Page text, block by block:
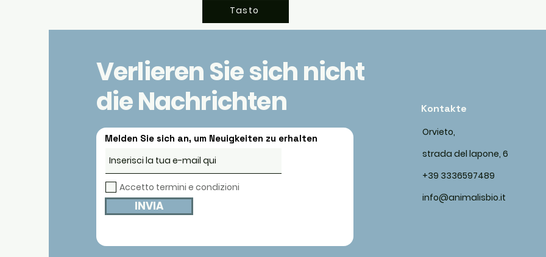
Tasto
Verlieren Sie sich nicht
die Nachrichten
Melden Sie sich an, um Neuigkeiten zu erhalten
Accetto termini e condizioni
INVIA
Kontakte
Orvieto,
strada del lapone, 6
+39 3336597489
info@animalisbio.it